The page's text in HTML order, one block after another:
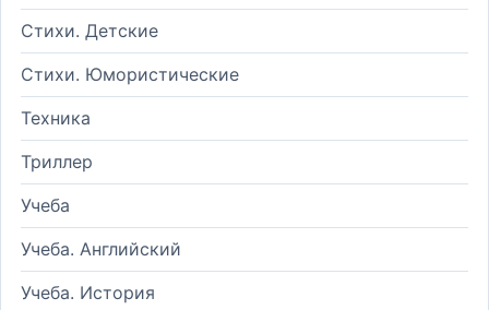
Стихи. Детские
Стихи. Юмористические
Техника
Триллер
Учеба
Учеба. Английский
Учеба. История